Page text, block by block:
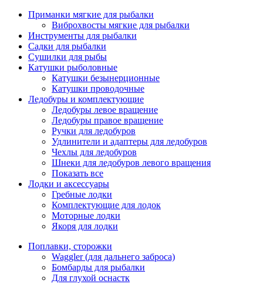
Приманки мягкие для рыбалки
Виброхвосты мягкие для рыбалки
Инструменты для рыбалки
Садки для рыбалки
Сушилки для рыбы
Катушки рыболовные
Катушки безынерционные
Катушки проводочные
Ледобуры и комплектующие
Ледобуры левое вращение
Ледобуры правое вращение
Ручки для ледобуров
Удлинители и адаптеры для ледобуров
Чехлы для ледобуров
Шнеки для ледобуров левого вращения
Показать все
Лодки и аксессуары
Гребные лодки
Комплектующие для лодок
Моторные лодки
Якоря для лодки
Поплавки, сторожки
Waggler (для дальнего заброса)
Бомбарды для рыбалки
Для глухой оснастк